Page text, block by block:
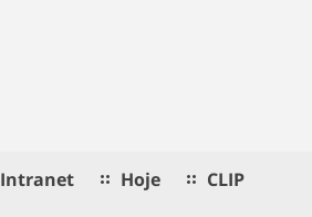
Intranet Hoje CLIP